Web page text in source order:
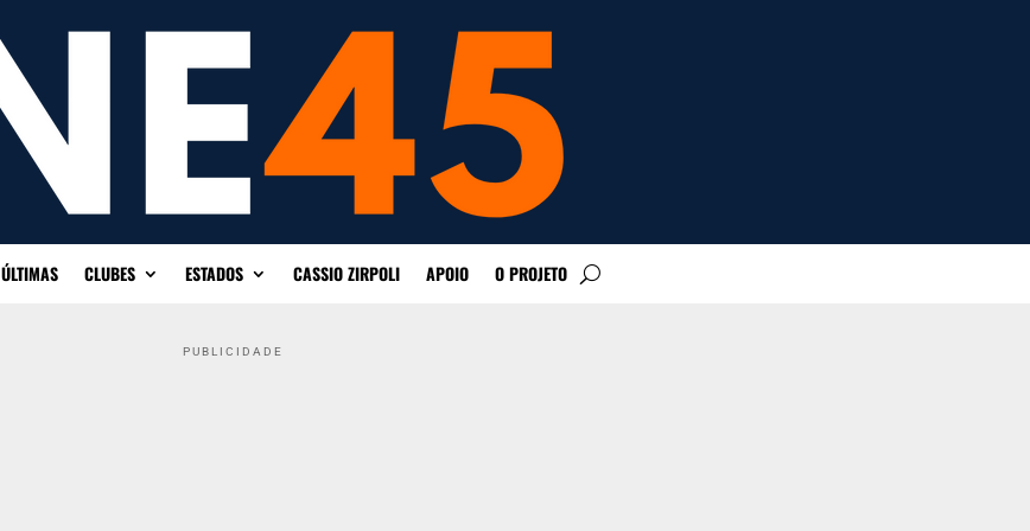
ÚLTIMAS CLUBES ESTADOS CASSIO ZIRPOLI APOIO O PROJETO
PUBLICIDADE